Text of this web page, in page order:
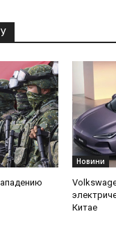
Новини
Китае